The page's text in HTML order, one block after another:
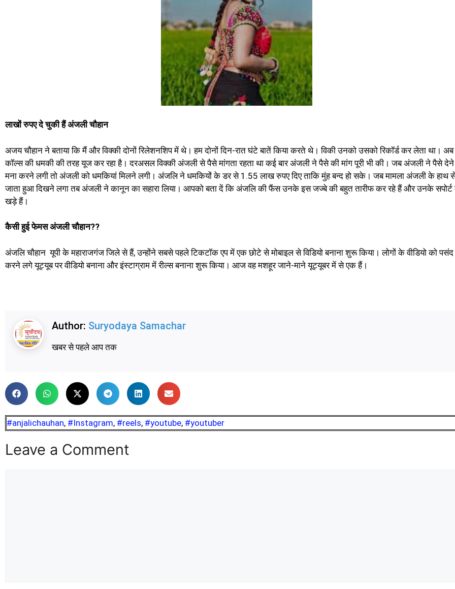
लाखों रुपए दे चुकी हैं अंजली चौहान
अजय चौहान ने बताया कि मैं और विक्की दोनों रिलेशनशिप में थे। हम दोनों दिन-रात घंटे बातें किया करते थे। विकी उनको उसको रिकॉर्ड कर लेता था। अब
कॉल्स की धमकी की तरह यूज कर रहा है। दरअसल विक्की अंजली से पैसे मांगता रहता था कई बार अंजली ने पैसे की मांग पूरी भी की। जब अंजली ने पैसे
मना करने लगी तो अंजली को धमकियां मिलने लगी। अंजलि ने धमकियों के डर से 1.55 लाख रुपए दिए ताकि मुंह बन्द हो सके। जब मामला अंजली के हाथ
जाता हुआ दिखने लगा तब अंजली ने कानून का सहारा लिया। आपको बता दें कि अंजलि की फैंस उनके इस जज्बे की बहुत तारीफ कर रहे हैं और उनके सपोर्ट
खड़े हैं।
कैसी हुई फेमस अंजली चौहान??
अंजलि चौहान यूपी के महाराजगंज जिले से हैं, उन्होंने सबसे पहले टिकटॉक एप में एक छोटे से मोबाइल से विडियो बनाना शुरू किया। लोगों के वीडियो को पसंद
करने लगे यूट्यूब पर वीडियो बनाना और इंस्टाग्राम में रील्स बनाना शुरू किया। आज वह मशहूर जाने-माने यूट्यूबर में से एक हैं।
Author: Suryodaya Samachar
खबर से पहले आप तक
#anjalichauhan, #Instagram, #reels, #youtube, #youtuber
Leave a Comment